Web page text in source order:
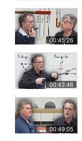
00:45:26
00:43:46
00:49:05